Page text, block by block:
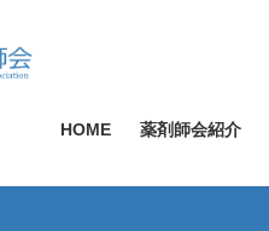
HOME 薬剤師会紹介